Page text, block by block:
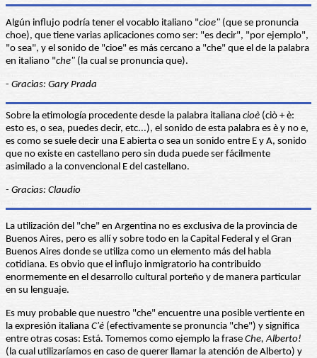
Algún influjo podría tener el vocablo italiano "cioe" (que se pronuncia
choe), que tiene varias aplicaciones como ser: "es decir", "por ejemplo",
"o sea", y el sonido de "cioe" es más cercano a "che" que el de la palabra
en italiano "che" (la cual se pronuncia que).
- Gracias: Gary Prada
Sobre la etimología procedente desde la palabra italiana cioè (ciò + è:
esto es, o sea, puedes decir, etc...), el sonido de esta palabra es è y no e,
es como se suele decir una E abierta o sea un sonido entre E y A, sonido
que no existe en castellano pero sin duda puede ser fácilmente
asimilado a la convencional E del castellano.
- Gracias: Claudio
La utilización del "che" en Argentina no es exclusiva de la provincia de
Buenos Aires, pero es allí y sobre todo en la Capital Federal y el Gran
Buenos Aires donde se utiliza como un elemento más del habla
cotidiana. Es obvio que el influjo inmigratorio ha contribuido
enormemente en el desarrollo cultural porteño y de manera particular
en su lenguaje.
Es muy probable que nuestro "che" encuentre una posible vertiente en
la expresión italiana C'è (efectivamente se pronuncia "che") y significa
entre otras cosas: Está. Tomemos como ejemplo la frase Che, Alberto!
(la cual utilizaríamos en caso de querer llamar la atención de Alberto) y